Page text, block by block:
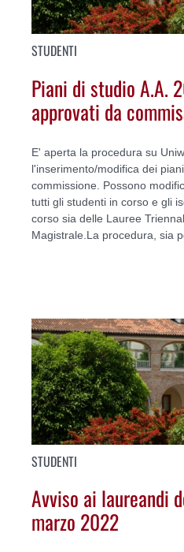
STUDENTI
Piani di studio A.A.
approvati da
E' aperta la procedura su
l'inserimento/modifica dei
commissione. Possono
tutti gli studenti in corso e gli
corso sia delle Lauree
Magistrale.La procedura, sia
STUDENTI
Avviso ai laureandi
marzo 2022